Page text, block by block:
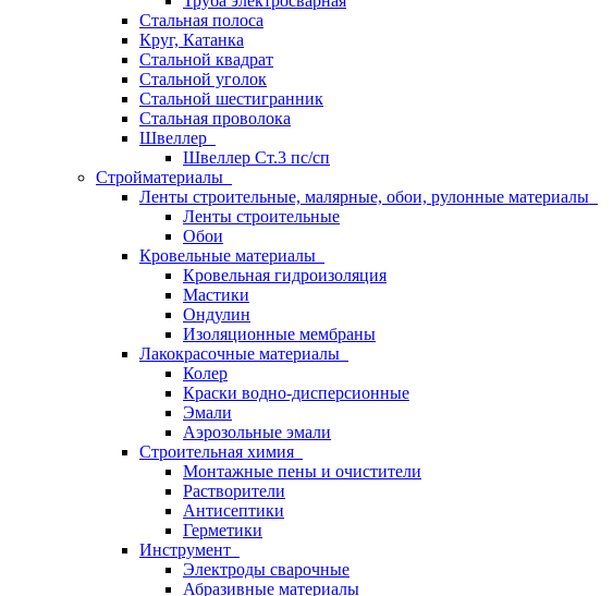
Стальная полоса
Круг, Катанка
Стальной квадрат
Стальной уголок
Стальной шестигранник
Стальная проволока
Швеллер
Швеллер Ст.3 пс/сп
Стройматериалы
Ленты строительные, малярные, обои, рулонные материалы
Ленты строительные
Обои
Кровельные материалы
Кровельная гидроизоляция
Мастики
Ондулин
Изоляционные мембраны
Лакокрасочные материалы
Колер
Краски водно-дисперсионные
Эмали
Аэрозольные эмали
Строительная химия
Монтажные пены и очистители
Растворители
Антисептики
Герметики
Инструмент
Электроды сварочные
Абразивные материалы